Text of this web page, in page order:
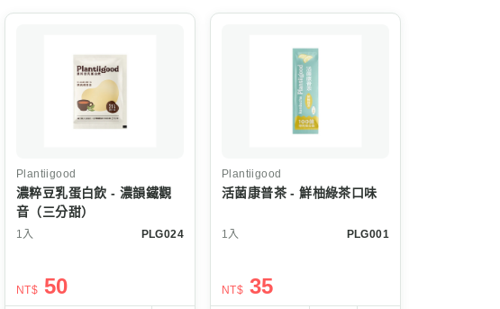
Plantiigood
濃粹豆乳蛋白飲 - 濃韻鐵觀
音（三分甜）
1入 PLG024
NT$ 50
Plantiigood
活菌康普茶 - 鮮柚綠茶口味
1入 PLG001
NT$ 35